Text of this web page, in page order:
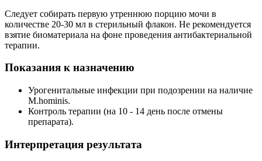
Следует собирать первую утреннюю порцию мочи в
количестве 20-30 мл в стерильный флакон. Не рекомендуется
взятие биоматериала на фоне проведения антибактериальной
терапии.
Показания к назначению
Урогенитальные инфекции при подозрении на наличие
M.hominis.
Контроль терапии (на 10 - 14 день после отмены
препарата).
Интерпретация результата